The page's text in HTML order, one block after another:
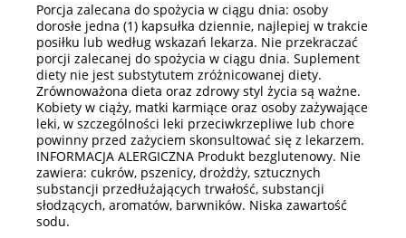
Porcja zalecana do spożycia w ciągu dnia: osoby
dorosłe jedna (1) kapsułka dziennie, najlepiej w trakcie
posiłku lub według wskazań lekarza. Nie przekraczać
porcji zalecanej do spożycia w ciągu dnia. Suplement
diety nie jest substytutem zróżnicowanej diety.
Zrównoważona dieta oraz zdrowy styl życia są ważne.
Kobiety w ciąży, matki karmiące oraz osoby zażywające
leki, w szczególności leki przeciwkrzepliwe lub chore
powinny przed zażyciem skonsultować się z lekarzem.
INFORMACJA ALERGICZNA Produkt bezglutenowy. Nie
zawiera: cukrów, pszenicy, drożdży, sztucznych
substancji przedłużających trwałość, substancji
słodzących, aromatów, barwników. Niska zawartość
sodu.